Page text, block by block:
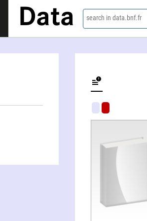
Data search in data.bnf.fr